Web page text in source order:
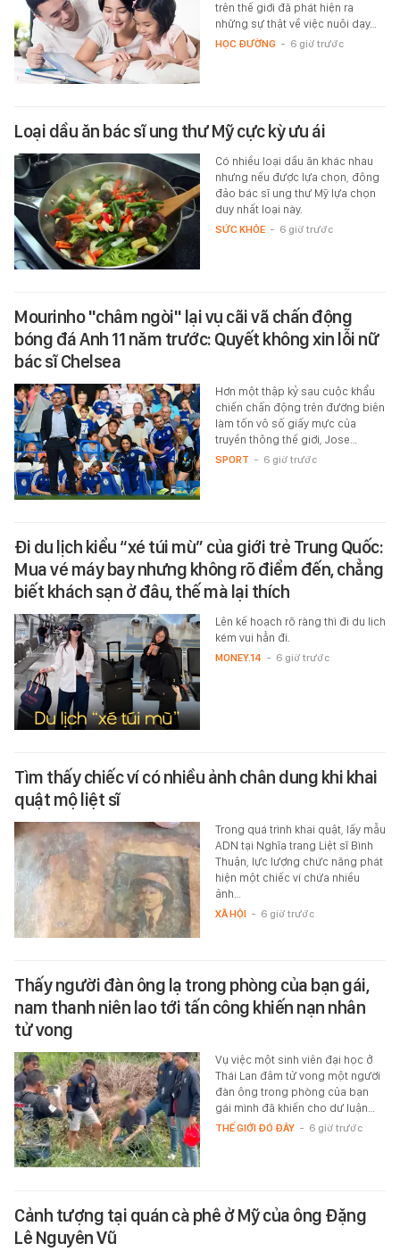
trên thế giới đã phát hiện ra
những sự thật về việc nuôi dạy…
HỌC ĐƯỜNG - 6 giờ trước
Loại dầu ăn bác sĩ ung thư Mỹ cực kỳ ưu ái
Có nhiều loại dầu ăn khác nhau
nhưng nếu được lựa chọn, đông
đảo bác sĩ ung thư Mỹ lựa chọn
duy nhất loại này.
SỨC KHỎE - 6 giờ trước
Mourinho "châm ngòi" lại vụ cãi vã chấn động
bóng đá Anh 11 năm trước: Quyết không xin lỗi nữ
bác sĩ Chelsea
Hơn một thập kỷ sau cuộc khẩu
chiến chấn động trên đường biên
làm tốn vô số giấy mực của
truyền thông thế giới, Jose…
SPORT - 6 giờ trước
Đi du lịch kiểu “xé túi mù” của giới trẻ Trung Quốc:
Mua vé máy bay nhưng không rõ điểm đến, chẳng
biết khách sạn ở đâu, thế mà lại thích
Lên kế hoạch rõ ràng thì đi du lịch
kém vui hẳn đi.
MONEY.14 - 6 giờ trước
Tìm thấy chiếc ví có nhiều ảnh chân dung khi khai
quật mộ liệt sĩ
Trong quá trình khai quật, lấy mẫu
ADN tại Nghĩa trang Liệt sĩ Bình
Thuận, lực lượng chức năng phát
hiện một chiếc ví chứa nhiều
ảnh…
XÃ HỘI - 6 giờ trước
Thấy người đàn ông lạ trong phòng của bạn gái,
nam thanh niên lao tới tấn công khiến nạn nhân
tử vong
Vụ việc một sinh viên đại học ở
Thái Lan đâm tử vong một người
đàn ông trong phòng của bạn
gái mình đã khiến cho dư luận…
THẾ GIỚI ĐÓ ĐÂY - 6 giờ trước
Cảnh tượng tại quán cà phê ở Mỹ của ông Đặng
Lê Nguyên Vũ